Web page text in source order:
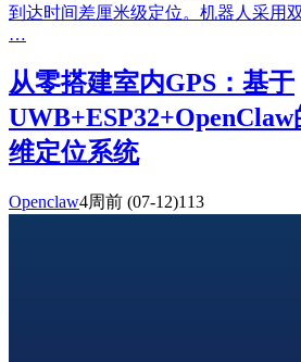
到达时间差厘米级定位。机器人采用
…
从零搭建室内GPS：基于
维定位系统
Openclaw4周前 (07-12)113